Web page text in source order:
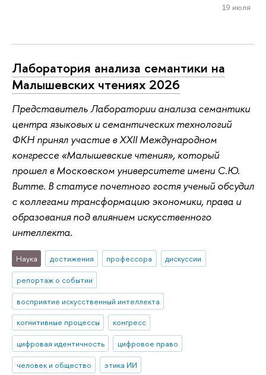
19 июля
Лаборатория анализа семантики на
Малышевских чтениях 2026
Представитель Лаборатории анализа семантики
центра языковых и семантических технологий
ФКН принял участие в XXII Международном
конгрессе «Малышевские чтения», который
прошел в Московском университете имени С.Ю.
Витте. В статусе почетного гостя ученый обсудил
с коллегами трансформацию экономики, права и
образования под влиянием искусственного
интеллекта.
Наука достижения профессора
дискуссии
репортаж о событии
восприятие искусственный интеллекта
когнитивные процессы
конгресс
цифровая идентичность
цифровое право
человек и общество
этика ИИ